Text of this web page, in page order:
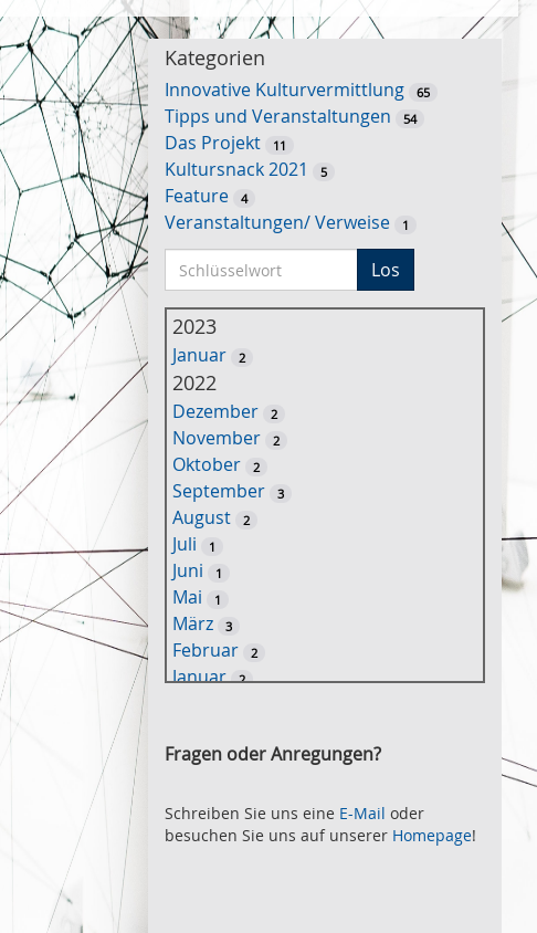
Kategorien
Innovative Kulturvermittlung 65
Tipps und Veranstaltungen 54
Das Projekt 11
Kultursnack 2021 5
Feature 4
Veranstaltungen/ Verweise 1
c
h
ü
w
o
r
u
c
Los
2023
Januar 2
2022
Dezember 2
November 2
Oktober 2
September 3
August 2
Juli 1
Juni 1
Mai 1
März 3
Februar 2
Januar 2
Oktober 2
August 2
Juli 2
Fragen oder Anregungen?
Schreiben Sie uns eine E-Mail oder
besuchen Sie uns auf unserer Homepage!